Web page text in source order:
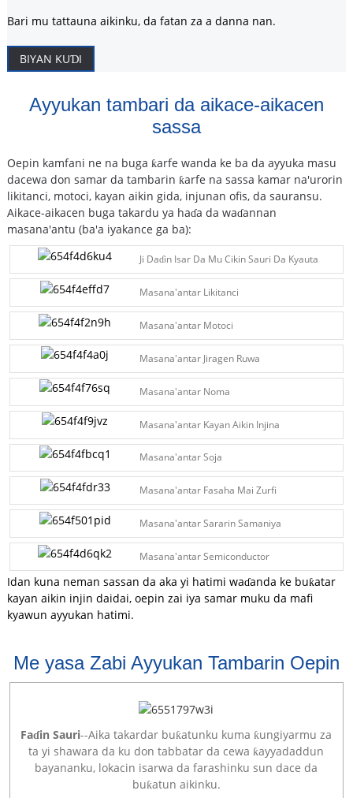
Bari mu tattauna aikinku, da fatan za a danna nan.
BIYAN KUƊI
Ayyukan tambari da aikace-aikacen
sassa
Oepin kamfani ne na buga ƙarfe wanda ke ba da ayyuka masu
dacewa don samar da tambarin ƙarfe na sassa kamar na'urorin
likitanci, motoci, kayan aikin gida, injunan ofis, da sauransu.
Aikace-aikacen buga takardu ya haɗa da waɗannan
masana'antu (ba'a iyakance ga ba):
Ji Daɗin Isar Da Mu Cikin Sauri Da Kyauta
Masana'antar Likitanci
Masana'antar Motoci
Masana'antar Jiragen Ruwa
Masana'antar Noma
Masana'antar Kayan Aikin Injina
Masana'antar Soja
Masana'antar Fasaha Mai Zurfi
Masana'antar Sararin Samaniya
Masana'antar Semiconductor
Idan kuna neman sassan da aka yi hatimi waɗanda ke buƙatar
kayan aikin injin daidai, oepin zai iya samar muku da mafi
kyawun ayyukan hatimi.
Me yasa Zabi Ayyukan Tambarin Oepin
Faɗin Sauri--Aika takardar buƙatunku kuma ƙungiyarmu za
ta yi shawara da ku don tabbatar da cewa ƙayyadaddun
bayananku, lokacin isarwa da farashinku sun dace da
buƙatun aikinku.